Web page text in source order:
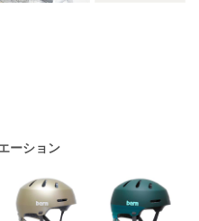
ーション